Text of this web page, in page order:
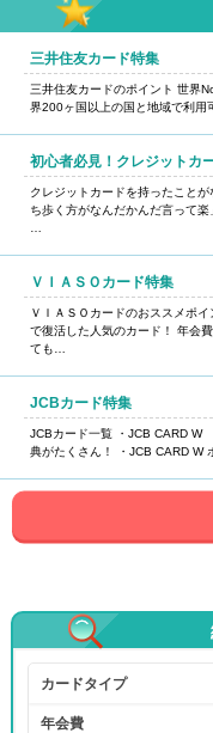
三井住友カード特集
三井住友カードのポイント 世界
界200ヶ国以上の国と地域で利用
初心者必見！クレジットカ
クレジットカードを持ったこと
ち歩く方がなんだかんだ言って
ＶＩＡＳＯカード特集
ＶＩＡＳＯカードのおススメポ
で復活した人気のカード！ 年会
ても…
JCBカード特集
JCBカード一覧 ・JCB CARD W
典がたくさん！ ・JCB CARD W
カードタイプ
年会費